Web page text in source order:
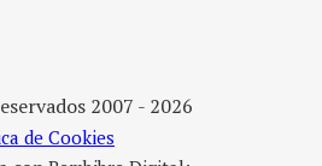
2007 - 2026
de Cookies